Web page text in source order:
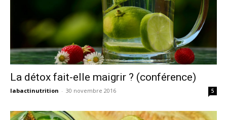
La détox fait-elle maigrir ? (conférence)
labactinutrition - 30 novembre 2016 5